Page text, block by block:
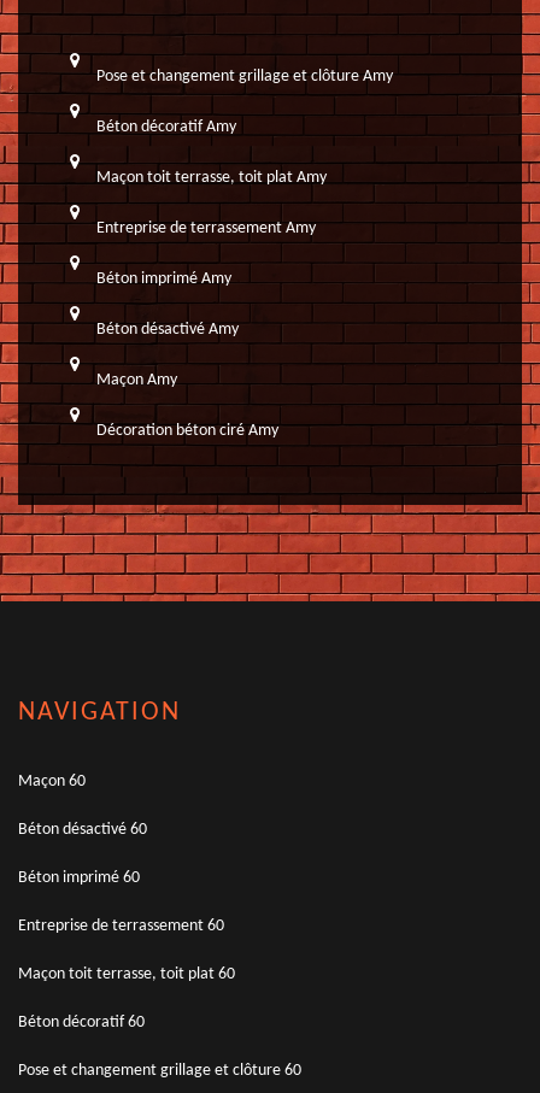
Pose et changement grillage et clôture Amy
Béton décoratif Amy
Maçon toit terrasse, toit plat Amy
Entreprise de terrassement Amy
Béton imprimé Amy
Béton désactivé Amy
Maçon Amy
Décoration béton ciré Amy
NAVIGATION
Maçon 60
Béton désactivé 60
Béton imprimé 60
Entreprise de terrassement 60
Maçon toit terrasse, toit plat 60
Béton décoratif 60
Pose et changement grillage et clôture 60